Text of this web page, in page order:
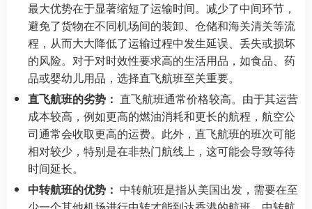
最大优势在于显著缩短了运输时间。减少了中间环节，
避免了货物在不同机场间的装卸、仓储和海关清关等流
程，从而大大降低了运输过程中发生延误、丢失或损坏
的风险。对于对时效性要求高的生活用品，如食品、药
品或婴幼儿用品，选择直飞航班至关重要。
直飞航班的劣势： 直飞航班通常价格较高。由于其运营
成本较高，例如更高的燃油消耗和更长的航程，航空公
司通常会收取更高的运费。此外，直飞航班的班次可能
相对较少，特别是在非热门航线上，这可能会导致等待
时间延长。
中转航班的优势： 中转航班是指从美国出发，需要在至